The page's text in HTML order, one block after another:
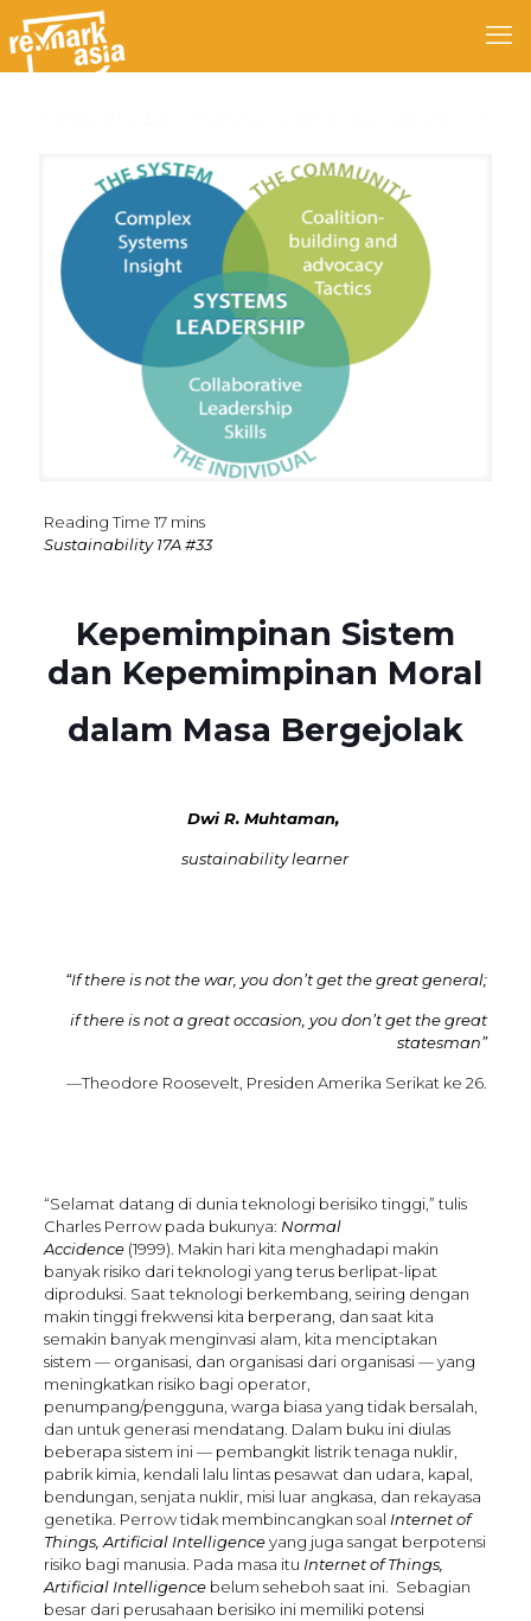
Sustainability 17A #33
Kepemimpinan Sistem
dan Kepemimpinan Moral
dalam Masa Bergejolak
Dwi R. Muhtaman,
sustainability learner
“If there is not the war, you don’t get the great general;
if there is not a great occasion, you don’t get the great
statesman”
—Theodore Roosevelt, Presiden Amerika Serikat ke 26.
“Selamat datang di dunia teknologi berisiko tinggi,” tulis
Charles Perrow pada bukunya: Normal
Accidence(1999). Makin hari kita menghadapi makin
banyak risiko dari teknologi yang terus berlipat-lipat
diproduksi. Saat teknologi berkembang, seiring dengan
makin tinggi frekwensi kita berperang, dan saat kita
semakin banyak menginvasi alam, kita menciptakan
sistem — organisasi, dan organisasi dari organisasi — yang
meningkatkan risiko bagi operator,
penumpang/pengguna, warga biasa yang tidak bersalah,
dan untuk generasi mendatang. Dalam buku ini diulas
beberapa sistem ini — pembangkit listrik tenaga nuklir,
pabrik kimia, kendali lalu lintas pesawat dan udara, kapal,
bendungan, senjata nuklir, misi luar angkasa, dan rekayasa
genetika. Perrow tidak membincangkan soal Internet of
Things, Artificial Intelligenceyang juga sangat berpotensi
risiko bagi manusia. Pada masa itu Internet of Things,
Artificial Intelligencebelum seheboh saat ini. Sebagian
besar dari perusahaan berisiko ini memiliki potensi